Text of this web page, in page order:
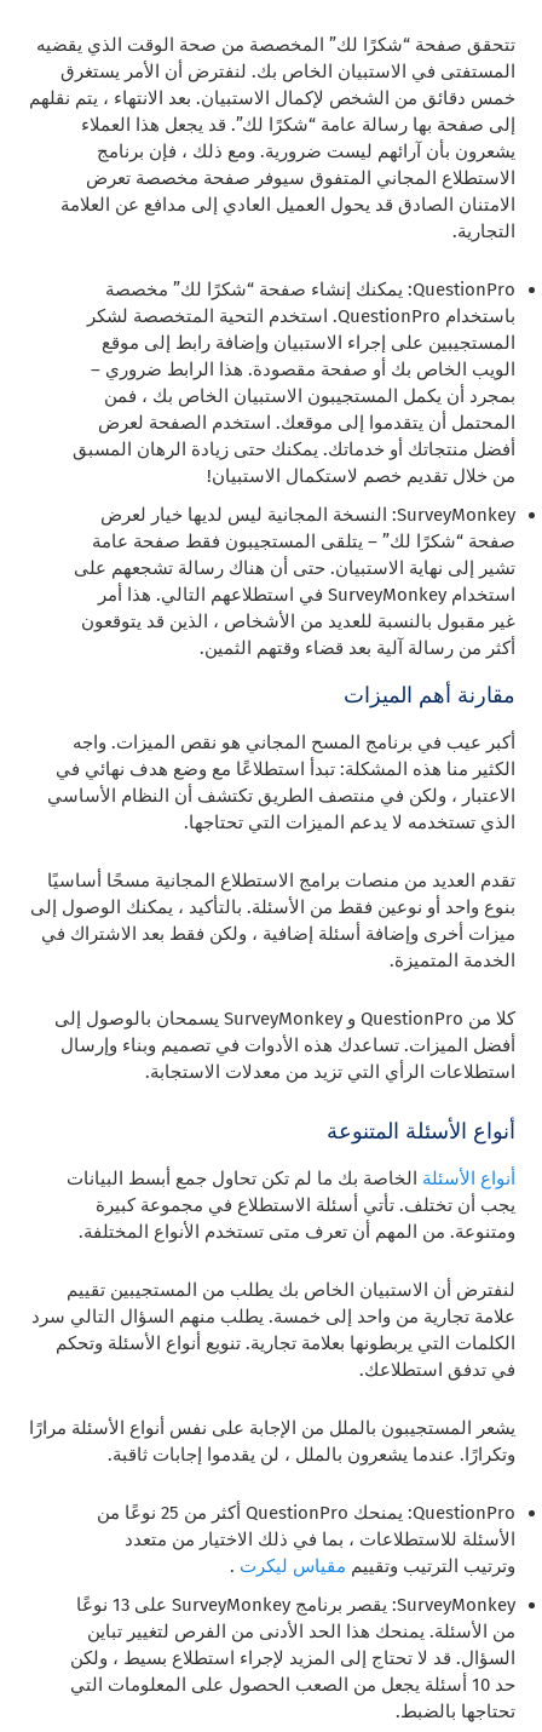
تتحقق صفحة “شكرًا لك” المخصصة من صحة الوقت الذي يقضيه
المستفتى في الاستبيان الخاص بك. لنفترض أن الأمر يستغرق
خمس دقائق من الشخص لإكمال الاستبيان. بعد الانتهاء ، يتم نقلهم
إلى صفحة بها رسالة عامة “شكرًا لك”. قد يجعل هذا العملاء
يشعرون بأن آرائهم ليست ضرورية. ومع ذلك ، فإن برنامج
الاستطلاع المجاني المتفوق سيوفر صفحة مخصصة تعرض
الامتنان الصادق قد يحول العميل العادي إلى مدافع عن العلامة
التجارية.
QuestionPro: يمكنك إنشاء صفحة “شكرًا لك” مخصصة
باستخدام QuestionPro. استخدم التحية المتخصصة لشكر
المستجيبين على إجراء الاستبيان وإضافة رابط إلى موقع
الويب الخاص بك أو صفحة مقصودة. هذا الرابط ضروري –
بمجرد أن يكمل المستجيبون الاستبيان الخاص بك ، فمن
المحتمل أن يتقدموا إلى موقعك. استخدم الصفحة لعرض
أفضل منتجاتك أو خدماتك. يمكنك حتى زيادة الرهان المسبق
من خلال تقديم خصم لاستكمال الاستبيان!
SurveyMonkey: النسخة المجانية ليس لديها خيار لعرض
صفحة “شكرًا لك” – يتلقى المستجيبون فقط صفحة عامة
تشير إلى نهاية الاستبيان. حتى أن هناك رسالة تشجعهم على
استخدام SurveyMonkey في استطلاعهم التالي. هذا أمر
غير مقبول بالنسبة للعديد من الأشخاص ، الذين قد يتوقعون
أكثر من رسالة آلية بعد قضاء وقتهم الثمين.
مقارنة أهم الميزات
أكبر عيب في برنامج المسح المجاني هو نقص الميزات. واجه
الكثير منا هذه المشكلة: تبدأ استطلاعًا مع وضع هدف نهائي في
الاعتبار ، ولكن في منتصف الطريق تكتشف أن النظام الأساسي
الذي تستخدمه لا يدعم الميزات التي تحتاجها.
تقدم العديد من منصات برامج الاستطلاع المجانية مسحًا أساسيًا
بنوع واحد أو نوعين فقط من الأسئلة. بالتأكيد ، يمكنك الوصول إلى
ميزات أخرى وإضافة أسئلة إضافية ، ولكن فقط بعد الاشتراك في
الخدمة المتميزة.
كلا من QuestionPro و SurveyMonkey يسمحان بالوصول إلى
أفضل الميزات. تساعدك هذه الأدوات في تصميم وبناء وإرسال
استطلاعات الرأي التي تزيد من معدلات الاستجابة.
أنواع الأسئلة المتنوعة
أنواع الأسئلة الخاصة بك ما لم تكن تحاول جمع أبسط البيانات
يجب أن تختلف. تأتي أسئلة الاستطلاع في مجموعة كبيرة
ومتنوعة. من المهم أن تعرف متى تستخدم الأنواع المختلفة.
لنفترض أن الاستبيان الخاص بك يطلب من المستجيبين تقييم
علامة تجارية من واحد إلى خمسة. يطلب منهم السؤال التالي سرد
الكلمات التي يربطونها بعلامة تجارية. تنويع أنواع الأسئلة وتحكم
في تدفق استطلاعك.
يشعر المستجيبون بالملل من الإجابة على نفس أنواع الأسئلة مرارًا
وتكرارًا. عندما يشعرون بالملل ، لن يقدموا إجابات ثاقبة.
QuestionPro: يمنحك QuestionPro أكثر من 25 نوعًا من
الأسئلة للاستطلاعات ، بما في ذلك الاختيار من متعدد
وترتيب الترتيب وتقييم مقياس ليكرت .
SurveyMonkey: يقصر برنامج SurveyMonkey على 13 نوعًا
من الأسئلة. يمنحك هذا الحد الأدنى من الفرص لتغيير تباين
السؤال. قد لا تحتاج إلى المزيد لإجراء استطلاع بسيط ، ولكن
حد 10 أسئلة يجعل من الصعب الحصول على المعلومات التي
تحتاجها بالضبط.